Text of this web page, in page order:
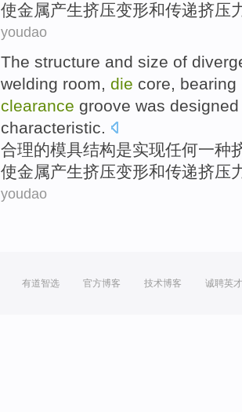
使金属产生挤压变形和传递挤压
youdao
The structure and size of
welding room, die core,
clearance groove was
characteristic.
合理的模具结构是实现任何一种
使金属产生挤压变形和传递挤压
youdao
有道智选 官方博客 技术博客 诚聘英才